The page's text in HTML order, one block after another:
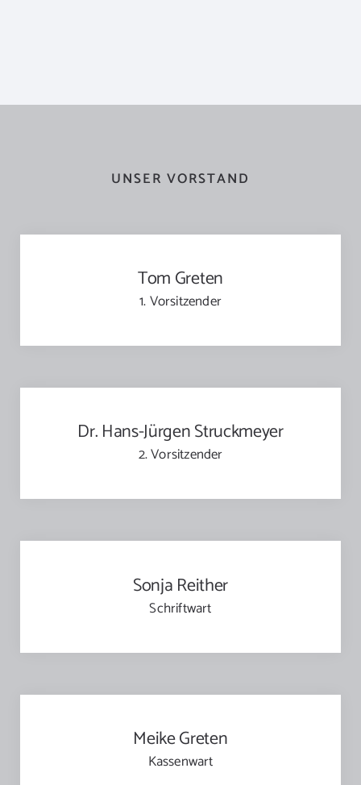
UNSER VORSTAND
Tom Greten
1. Vorsitzender
Dr. Hans-Jürgen Struckmeyer
2. Vorsitzender
Sonja Reither
Schriftwart
Meike Greten
Kassenwart